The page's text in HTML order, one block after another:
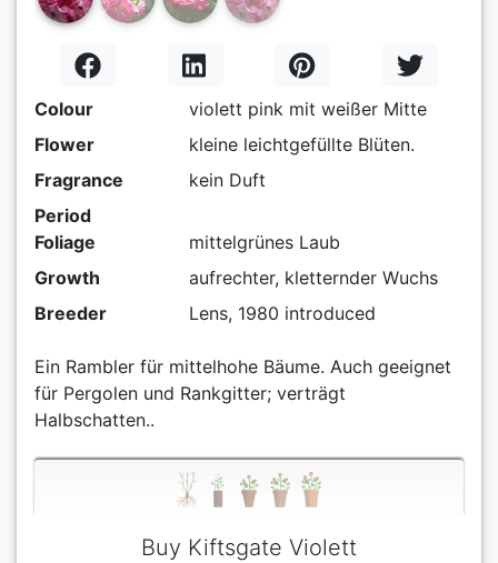
Colour
violett pink mit weißer Mitte
Flower
kleine leichtgefüllte Blüten.
Fragrance
kein Duft
Period
Foliage
mittelgrünes Laub
Growth
aufrechter, kletternder Wuchs
Breeder
Lens, 1980 introduced
Ein Rambler für mittelhohe Bäume. Auch geeignet
für Pergolen und Rankgitter; verträgt
Halbschatten..
Buy Kiftsgate Violett